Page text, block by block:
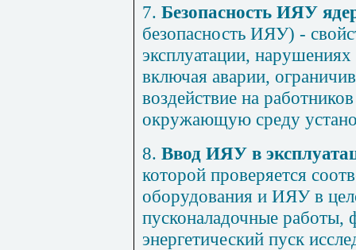
7. Безопасность ИЯУ
безопасность ИЯУ) -
эксплуатации,
включая аварии,
воздействие на
окружающую среду
8. Ввод ИЯУ в
которой проверяется
оборудования и ИЯУ в
пусконаладочные работы,
энергетический пуск